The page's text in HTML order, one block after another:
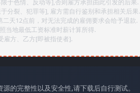
于色情、反动等],否则雇方承担由此引发的后果.
分裂、犯罪等], 雇方需自行鉴别和承担相关后果.
天12点前，对无法完成的雇佣要求会给予退款.
当地最低工资标准时薪计算所得.
雇方、乙方[即被指使者].
的完整性以及安全性,请下载后自行测试。